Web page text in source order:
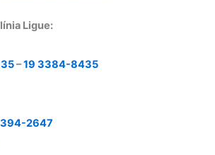
Ligue:
–19 3384-8435
2647